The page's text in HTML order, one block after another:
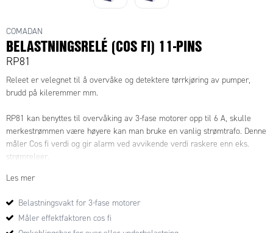
COMADAN
BELASTNINGSRELÉ (COS FI) 11-PINS
RP81
Releet er velegnet til å overvåke og detektere tørrkjøring av pumper,
brudd på kileremmer mm.
RP81 kan benyttes til overvåking av 3-fase motorer opp til 6 A, skulle
merkestrømmen være høyere kan man bruke en vanlig strømtrafo. Denne
måler Cos fi verdi og gir alarm ved avvikende verdi raskere enn eks.
strømreleer.
Releet har en innstilling ved oppstart fra 0-20 sek for at motoren skal
Man kan velge mellom over- eller underbelastning. Dette laskes enkel på
Les mer
Belastningsvakt for 3-fase motorer
Måler effektfaktoren cos fi